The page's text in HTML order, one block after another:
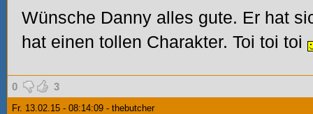
Wünsche Danny alles gute. Er hat
hat einen tollen Charakter. Toi toi toi
0 3
Fr. 13.02.15 - 08:14:09 - thebutcher